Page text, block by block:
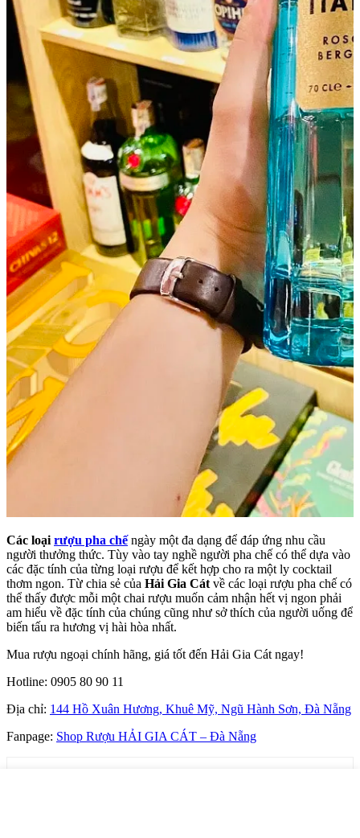
Các loại rượu pha chếngày một đa dạng để đáp ứng nhu cầu
người thưởng thức. Tùy vào tay nghề người pha chế có thể dựa vào
các đặc tính của từng loại rượu để kết hợp cho ra một ly cocktail
thơm ngon. Từ chia sẻ của Hải Gia Cát về các loại rượu pha chế có
thể thấy được mỗi một chai rượu muốn cảm nhận hết vị ngon phải
am hiểu về đặc tính của chúng cũng như sở thích của người uống để
biến tấu ra hương vị hài hòa nhất.
Mua rượu ngoại chính hãng, giá tốt đến Hải Gia Cát ngay!
Hotline: 0905 80 90 11
Địa chỉ: 144 Hồ Xuân Hương, Khuê Mỹ, Ngũ Hành Sơn, Đà Nẵng
Fanpage: Shop Rượu HẢI GIA CÁT – Đà Nẵng